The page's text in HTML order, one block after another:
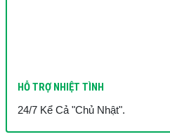
HỖ TRỢ NHIỆT TÌNH
24/7 Kể Cả "Chủ Nhật".